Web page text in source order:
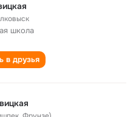
школа
в друзья
Левицкая